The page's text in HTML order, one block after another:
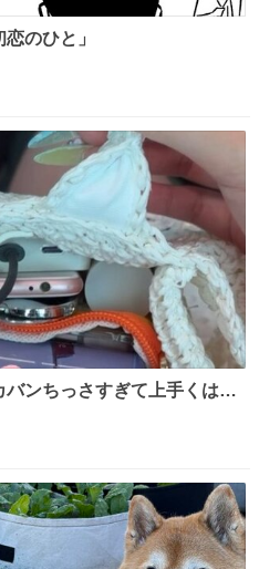
のひと」
ンちっさすぎて上手くはめ
ってなんでこんなちっさい